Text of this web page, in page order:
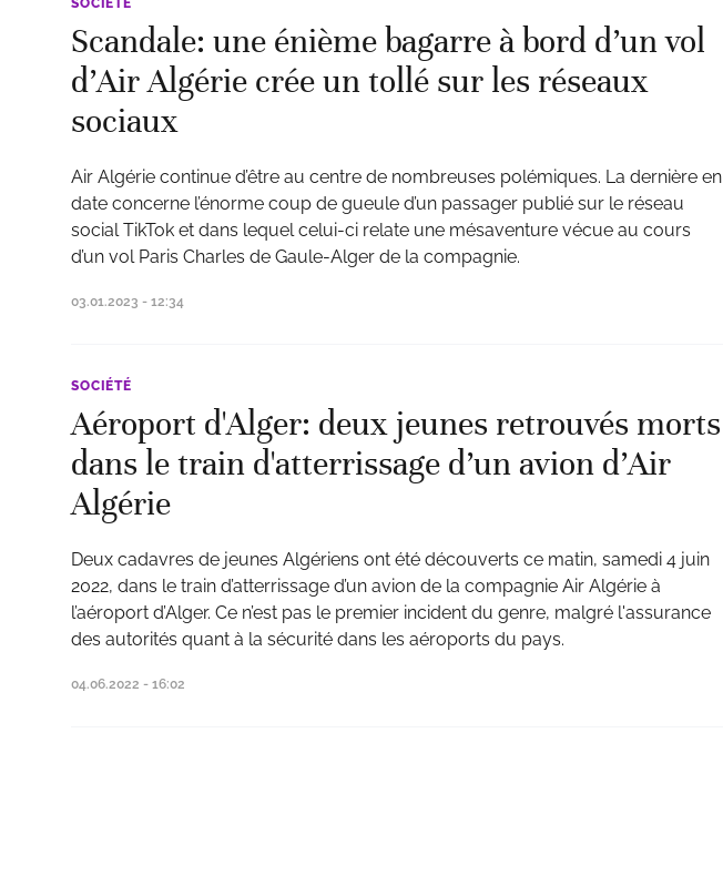
SOCIÉTÉ
Scandale: une énième bagarre à bord d’un vol
d’Air Algérie crée un tollé sur les réseaux
sociaux
Air Algérie continue d’être au centre de nombreuses polémiques. La dernière en
date concerne l’énorme coup de gueule d’un passager publié sur le réseau
social TikTok et dans lequel celui-ci relate une mésaventure vécue au cours
d’un vol Paris Charles de Gaule-Alger de la compagnie.
03.01.2023 - 12:34
SOCIÉTÉ
Aéroport d'Alger: deux jeunes retrouvés morts
dans le train d'atterrissage d’un avion d’Air
Algérie
Deux cadavres de jeunes Algériens ont été découverts ce matin, samedi 4 juin
2022, dans le train d’atterrissage d’un avion de la compagnie Air Algérie à
l’aéroport d’Alger. Ce n’est pas le premier incident du genre, malgré l'assurance
des autorités quant à la sécurité dans les aéroports du pays.
04.06.2022 - 16:02